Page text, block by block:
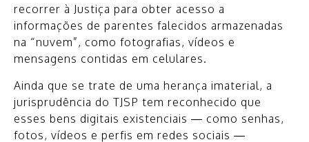
recorrer à Justiça para obter acesso a
informações de parentes falecidos armazenadas
na “nuvem”, como fotografias, vídeos e
mensagens contidas em celulares.
Ainda que se trate de uma herança imaterial, a
jurisprudência do TJSP tem reconhecido que
esses bens digitais existenciais — como senhas,
fotos, vídeos e perfis em redes sociais —